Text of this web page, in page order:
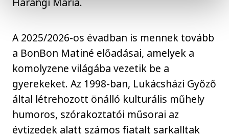
A 2025/2026-os évadban is mennek tovább
a BonBon Matiné előadásai, amelyek a
komolyzene világába vezetik be a
gyerekeket. Az 1998-ban, Lukácsházi Győző
által létrehozott önálló kulturális műhely
humoros, szórakoztatói műsorai az
évtizedek alatt számos fiatalt sarkalltak